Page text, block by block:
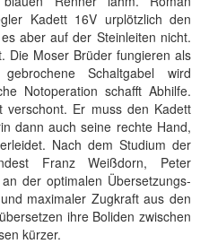
Kadett 16V urplötzlich den
aber auf der Steinleiten nicht.
Die Moser Brüder fungieren als
Schaltgabel wird
Notoperation schafft Abhilfe.
verschont. Er muss den Kadett
dann auch seine rechte Hand,
Nach dem Studium der
Franz Weißdorn, Peter
der optimalen Übersetzungs-
maximaler Zugkraft aus den
ihre Boliden zwischen
kürzer.